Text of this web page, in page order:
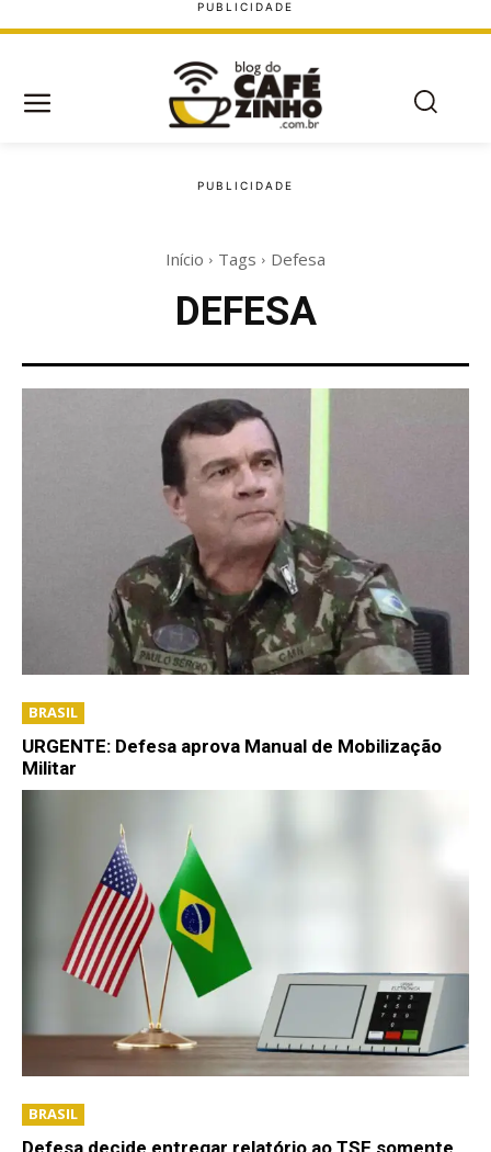
Início Tags Defesa
DEFESA
BRASIL
URGENTE: Defesa aprova Manual de Mobilização
Militar
BRASIL